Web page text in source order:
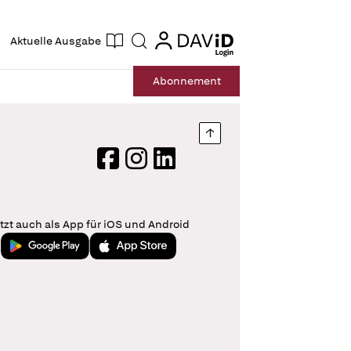
Aktuelle Ausgabe Suche login
login
Abonnement
Nach oben springen
FacebookInstagram
LinkedIn
auch als App für iOS und Android
Jetzt bei Google PlayLaden im App Store